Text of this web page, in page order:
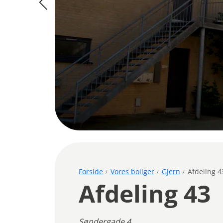
Forside Vores boliger Gjern Afdeling
Afdeling 43